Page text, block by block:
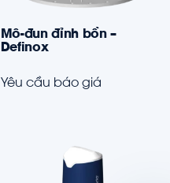
Mô-đun đỉnh bồn –
Definox
Yêu cầu báo giá